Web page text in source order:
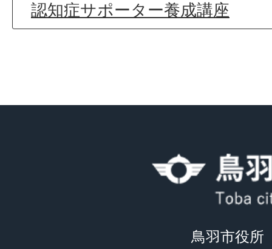
認知症サポーター養成講座
鳥羽市役所